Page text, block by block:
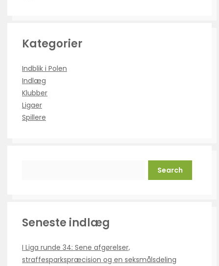
Kategorier
Indblik i Polen
Indlæg
Klubber
Ligaer
Spillere
Seneste indlæg
I Liga runde 34: Sene afgørelser,
straffesparkspræcision og en seksmålsdeling